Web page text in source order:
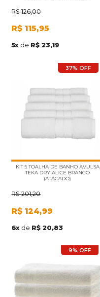
R$ 126,00
R$ 115,95
5x de R$ 23,19
37% OFF
KIT 5 TOALHA DE BANHO AVULSA
TEKA DRY ALICE BRANCO
(ATACADO)
R$ 201,20
R$ 124,99
6x de R$ 20,83
9% OFF